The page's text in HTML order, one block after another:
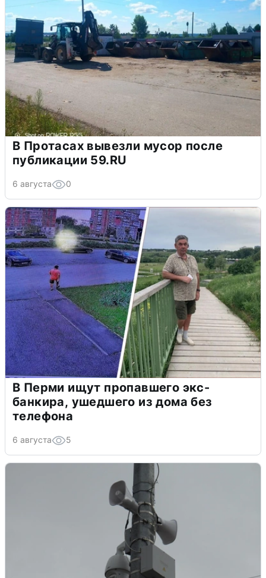
В Протасах вывезли мусор после
публикации 59.RU
6 августа 0
В Перми ищут пропавшего экс-
банкира, ушедшего из дома без
телефона
6 августа 5